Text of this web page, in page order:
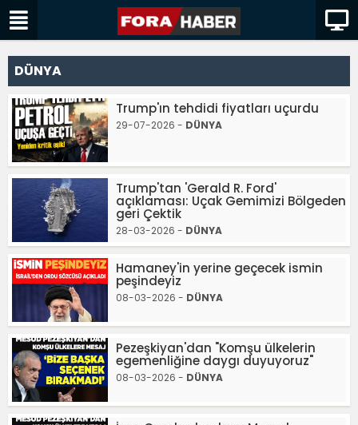
DÜNYA
Trump'ın tehdidi fiyatları uçurdu
29-07-2026 - DÜNYA
Trump'tan 'Gerald R. Ford'
açıklaması: Uçak Gemimizi Bölgeden
geri Çektik
28-03-2026 - DÜNYA
Hamaney'in yerine geçecek ismin
peşindeyiz
08-03-2026 - DÜNYA
Pezeşkiyan'dan "Komşu ülkelerin
egemenliğine daygı duyuyoruz"
08-03-2026 - DÜNYA